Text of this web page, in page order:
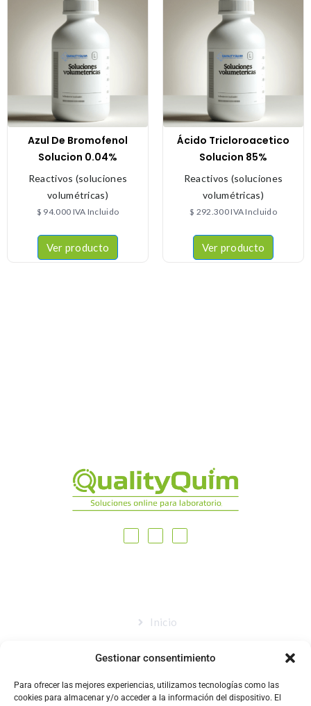
Gestionar consentimiento
Para ofrecer las mejores experiencias, utilizamos tecnologías como las
cookies para almacenar y/o acceder a la información del dispositivo. El
Azul De Bromofenol
Solucion 0.04%
Reactivos (soluciones
volumétricas)
$ 94.000 IVA Incluido
Ver producto
Ácido Tricloroacetico
Solucion 85%
Reactivos (soluciones
volumétricas)
$ 292.300IVA Incluido
Ver producto
Inicio
Catálogo